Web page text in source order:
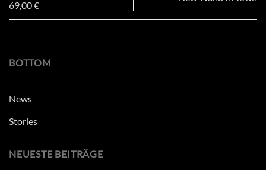
69,00 €
BOTTOM
News
Stories
NEUESTE BEITRÄGE